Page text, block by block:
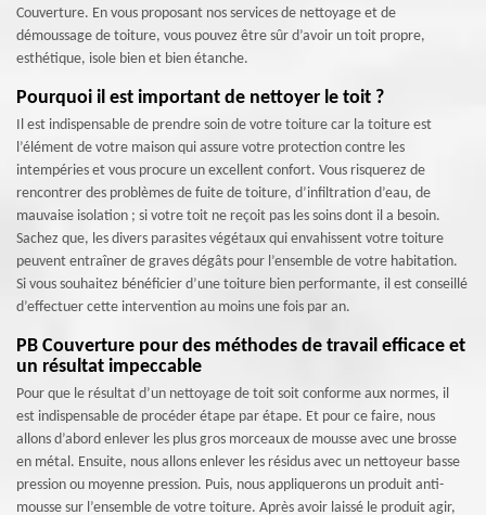
Couverture. En vous proposant nos services de nettoyage et de
démoussage de toiture, vous pouvez être sûr d’avoir un toit propre,
esthétique, isole bien et bien étanche.
Pourquoi il est important de nettoyer le toit ?
Il est indispensable de prendre soin de votre toiture car la toiture est
l’élément de votre maison qui assure votre protection contre les
intempéries et vous procure un excellent confort. Vous risquerez de
rencontrer des problèmes de fuite de toiture, d’infiltration d’eau, de
mauvaise isolation ; si votre toit ne reçoit pas les soins dont il a besoin.
Sachez que, les divers parasites végétaux qui envahissent votre toiture
peuvent entraîner de graves dégâts pour l’ensemble de votre habitation.
Si vous souhaitez bénéficier d’une toiture bien performante, il est conseillé
d’effectuer cette intervention au moins une fois par an.
PB Couverture pour des méthodes de travail efficace et
un résultat impeccable
Pour que le résultat d’un nettoyage de toit soit conforme aux normes, il
est indispensable de procéder étape par étape. Et pour ce faire, nous
allons d’abord enlever les plus gros morceaux de mousse avec une brosse
en métal. Ensuite, nous allons enlever les résidus avec un nettoyeur basse
pression ou moyenne pression. Puis, nous appliquerons un produit anti-
mousse sur l’ensemble de votre toiture. Après avoir laissé le produit agir,